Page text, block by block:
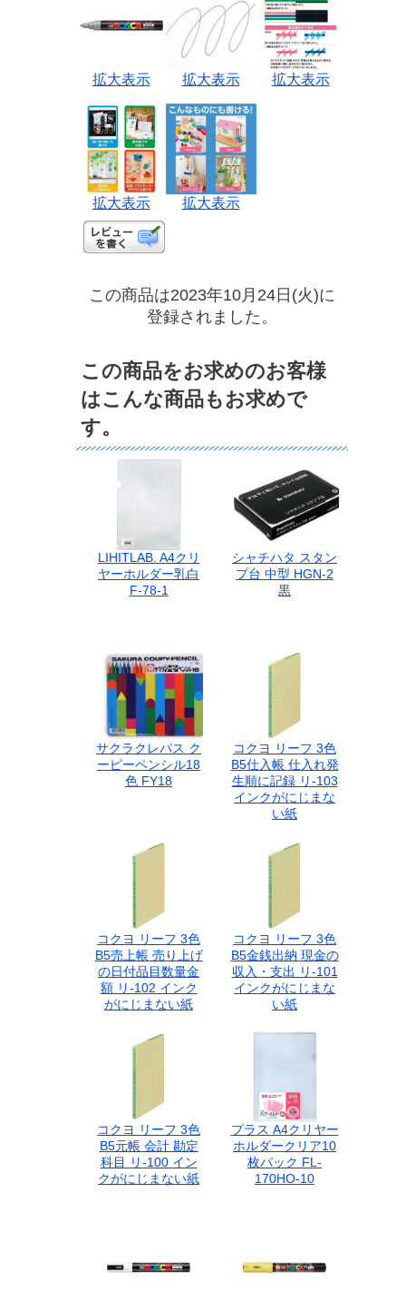
拡大表示 拡大表示 拡大表示
拡大表示 拡大表示
この商品は2023年10月24日(火)に
登録されました。
この商品をお求めのお客様
はこんな商品もお求めで
す。
LIHITLAB. A4クリ
ヤーホルダー乳白
F-78-1
シャチハタ スタン
プ台 中型 HGN-2
黒
サクラクレパス ク
ーピーペンシル18
色 FY18
コクヨ リーフ 3色
B5仕入帳 仕入れ発
生順に記録 リ-103
インクがにじまな
い紙
コクヨ リーフ 3色
B5売上帳 売り上げ
の日付品目数量金
額 リ-102 インク
がにじまない紙
コクヨ リーフ 3色
B5金銭出納 現金の
収入・支出 リ-101
インクがにじまな
い紙
コクヨ リーフ 3色
B5元帳 会計 勘定
科目 リ-100 イン
クがにじまない紙
プラス A4クリヤー
ホルダークリア10
枚パック FL-
170HO-10